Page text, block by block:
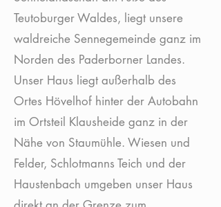
Teutoburger Waldes, liegt unsere
waldreiche Sennegemeinde ganz im
Norden des Paderborner Landes.
Unser Haus liegt außerhalb des
Ortes Hövelhof hinter der Autobahn
im Ortsteil Klausheide ganz in der
Nähe von Staumühle. Wiesen und
Felder, Schlotmanns Teich und der
Haustenbach umgeben unser Haus